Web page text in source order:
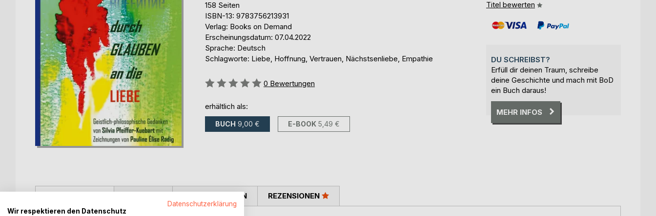
158 Seiten
ISBN-13: 9783756213931
Verlag: Books on Demand
Erscheinungsdatum: 07.04.2022
Sprache: Deutsch
Schlagworte: Liebe, Hoffnung, Vertrauen, Nächstsenliebe, Empathie
Bewertung::
0 Bewertungen
erhältlich als:
BUCH 9,00 € E-BOOK 5,49 €
Titel bewerten
DU SCHREIBST?
Erfüll dir deinen Traum, schreibe
deine Geschichte und mach mit BoD
ein Buch daraus!
MEHR INFOS
PRESSESTIMMEN REZENSIONEN
Datenschutzerklärung
Wir respektieren den Datenschutz